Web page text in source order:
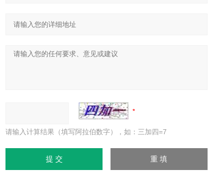
请输入计算结果（填写阿拉伯数字），如：三加四=7